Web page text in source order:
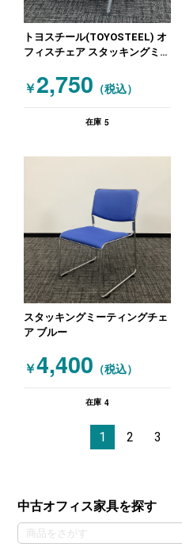
中古オフィス家具を探す
トヨスチール(TOYOSTEEL) オ
フィスチェア スタッキングミー
￥2,750 （税込）
在庫 5
スタッキングミーティングチェ
ア ブルー
￥4,400 （税込）
在庫 4
1 2 3